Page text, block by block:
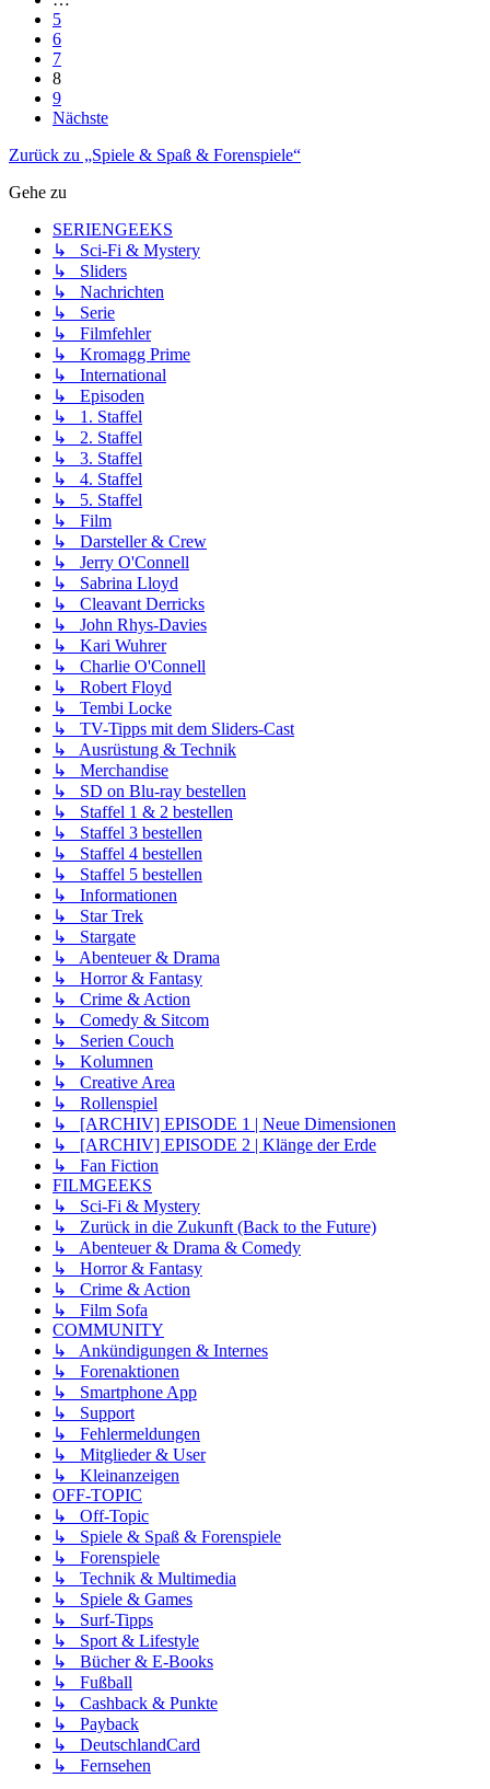
5
6
7
8
9
Nächste
Zurück zu „Spiele & Spaß & Forenspiele“
Gehe zu
SERIENGEEKS
↳ Sci-Fi & Mystery
↳ Sliders
↳ Nachrichten
↳ Serie
↳ Filmfehler
↳ Kromagg Prime
↳ International
↳ Episoden
↳ 1. Staffel
↳ 2. Staffel
↳ 3. Staffel
↳ 4. Staffel
↳ 5. Staffel
↳ Film
↳ Darsteller & Crew
↳ Jerry O'Connell
↳ Sabrina Lloyd
↳ Cleavant Derricks
↳ John Rhys-Davies
↳ Kari Wuhrer
↳ Charlie O'Connell
↳ Robert Floyd
↳ Tembi Locke
↳ TV-Tipps mit dem Sliders-Cast
↳ Ausrüstung & Technik
↳ Merchandise
↳ SD on Blu-ray bestellen
↳ Staffel 1 & 2 bestellen
↳ Staffel 3 bestellen
↳ Staffel 4 bestellen
↳ Staffel 5 bestellen
↳ Informationen
↳ Star Trek
↳ Stargate
↳ Abenteuer & Drama
↳ Horror & Fantasy
↳ Crime & Action
↳ Comedy & Sitcom
↳ Serien Couch
↳ Kolumnen
↳ Creative Area
↳ Rollenspiel
↳ [ARCHIV] EPISODE 1 | Neue Dimensionen
↳ [ARCHIV] EPISODE 2 | Klänge der Erde
↳ Fan Fiction
FILMGEEKS
↳ Sci-Fi & Mystery
↳ Zurück in die Zukunft (Back to the Future)
↳ Abenteuer & Drama & Comedy
↳ Horror & Fantasy
↳ Crime & Action
↳ Film Sofa
COMMUNITY
↳ Ankündigungen & Internes
↳ Forenaktionen
↳ Smartphone App
↳ Support
↳ Fehlermeldungen
↳ Mitglieder & User
↳ Kleinanzeigen
OFF-TOPIC
↳ Off-Topic
↳ Spiele & Spaß & Forenspiele
↳ Forenspiele
↳ Technik & Multimedia
↳ Spiele & Games
↳ Surf-Tipps
↳ Sport & Lifestyle
↳ Bücher & E-Books
↳ Fußball
↳ Cashback & Punkte
↳ Payback
↳ DeutschlandCard
↳ Fernsehen